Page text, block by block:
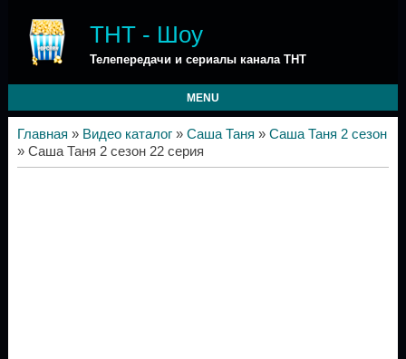
ТНТ - Шоу
Телепередачи и сериалы канала ТНТ
MENU
Главная » Видео каталог» Саша Таня » Саша Таня 2 сезон
» Саша Таня 2 сезон 22 серия